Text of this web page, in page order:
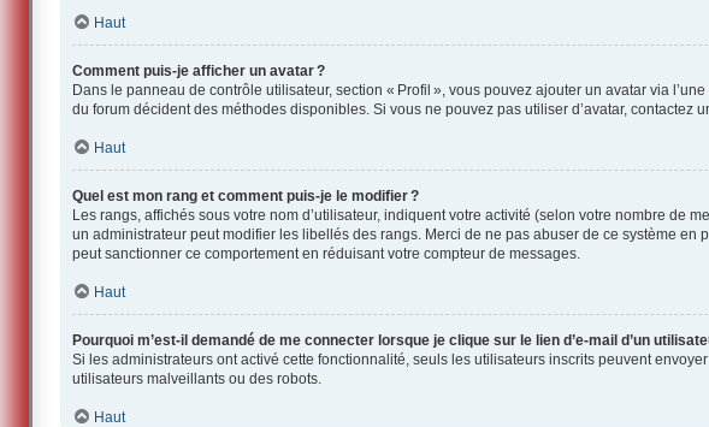
Haut
Comment puis-je afficher un avatar ?
Dans le panneau de contrôle utilisateur, section « Profil », vous pouvez ajouter un avatar via
du forum décident des méthodes disponibles. Si vous ne pouvez pas utiliser d’avatar, contactez
Haut
Quel est mon rang et comment puis-je le modifier ?
Les rangs, affichés sous votre nom d’utilisateur, indiquent votre activité (selon votre nombre de
un administrateur peut modifier les libellés des rangs. Merci de ne pas abuser de ce système
peut sanctionner ce comportement en réduisant votre compteur de messages.
Haut
Pourquoi m’est-il demandé de me connecter lorsque je clique sur le lien d’e-mail d’un
Si les administrateurs ont activé cette fonctionnalité, seuls les utilisateurs inscrits peuvent
utilisateurs malveillants ou des robots.
Haut